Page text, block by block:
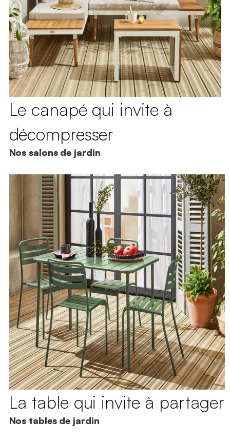
Le canapé qui invite à
décompresser
Nos salons de jardin
La table qui invite à partager
Nos tables de jardin